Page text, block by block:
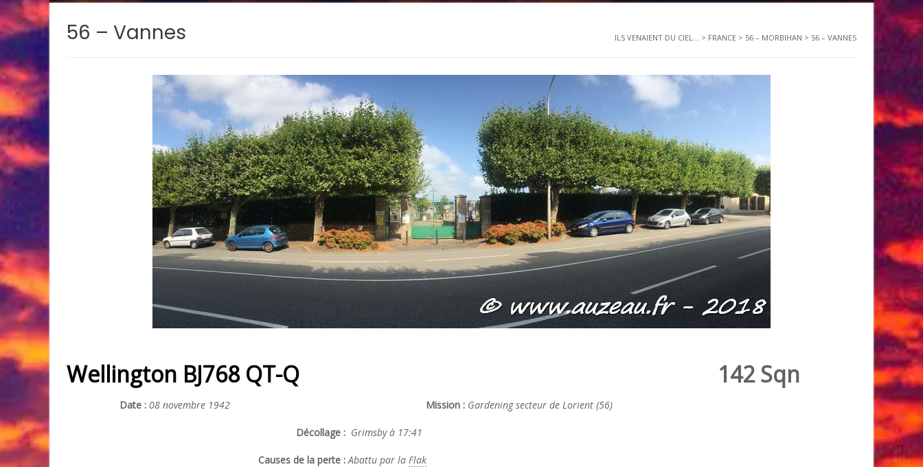
56 – Vannes ILS VENAIENT DU CIEL... > FRANCE > 56 – MORBIHAN > 56 – VANNES
Wellington BJ768 QT-Q 142 Sqn
Date : 08 novembre 1942 Mission : Gardening secteur de Lorient (56)
Décollage : Grimsby à 17:41
Causes de la perte :Abattu par la Flak